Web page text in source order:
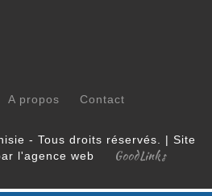
A propos Contact
- Tous droits réservés. | Site
l'agence web
GoodLinks